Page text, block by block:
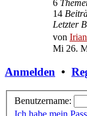
6
14
Letzter
von Irian
Mi 26.
Anmelden •
Benutzername:
Ich habe mein